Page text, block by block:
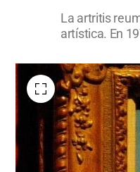
La artritis
artística. En